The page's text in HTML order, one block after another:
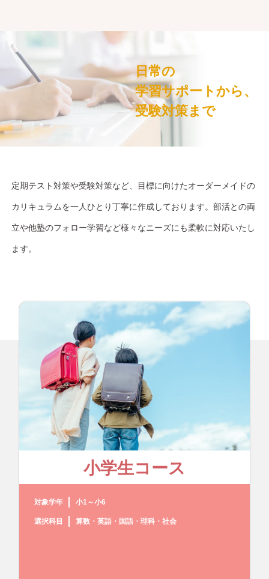
日常の
学習サポートから、
受験対策まで
定期テスト対策や受験対策など、目標に向けたオーダーメイドの
カリキュラムを一人ひとり丁寧に作成しております。部活との両
立や他塾のフォロー学習など様々なニーズにも柔軟に対応いたし
ます。
小学生コース
対象学年 小1～小6
選択科目 算数・英語・国語・理科・社会